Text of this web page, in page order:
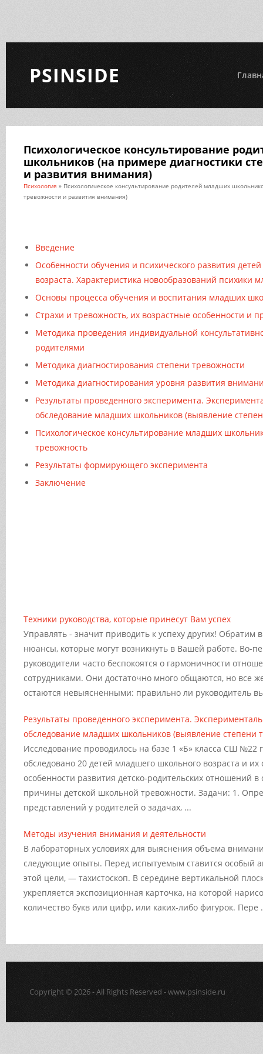
PSINSIDE
Психологическое консультирование
школьников (на примере диагностики
и развития внимания)
Психология » Психологическое консультирование родителей младших
тревожности и развития внимания)
Введение
Особенности обучения и психического развития
возраста. Характеристика новообразований психики
Основы процесса обучения и воспитания младших
Страхи и тревожность, их возрастные особенности и
Методика проведения индивидуальной
родителями
Методика диагностирования степени тревожности
Методика диагностирования уровня развития
Результаты проведенного эксперимента.
обследование младших школьников (выявление
Психологическое консультирование младших
тревожность
Результаты формирующего эксперимента
Заключение
Техники руководства, которые принесут Вам успех
Управлять - значит приводить к успеху других!
нюансы, которые могут возникнуть в Вашей работе. Во-
руководители часто беспокоятся о гармоничности
сотрудниками. Они достаточно много общаются, но все
остаются невыясненными: правильно ли руководитель
Результаты проведенного эксперимента.
обследование младших школьников (выявление степени
Исследование проводилось на базе 1 «Б» класса СШ №22
обследовано 20 детей младшего школьного возраста и
особенности развития детско-родительских отношений
причины детской школьной тревожности. Задачи: 1.
представлений у родителей о задачах, ...
Методы изучения внимания и деятельности
В лабораторных условиях для выяснения объема
следующие опыты. Перед испытуемым ставится особый
этой цели, — тахистоскоп. В середине вертикальной
укрепляется экспозиционная карточка, на которой
количество букв или цифр, или каких-либо фигурок. Пере
Copyright © 2026 - All Rights Reserved - www.psinside.ru